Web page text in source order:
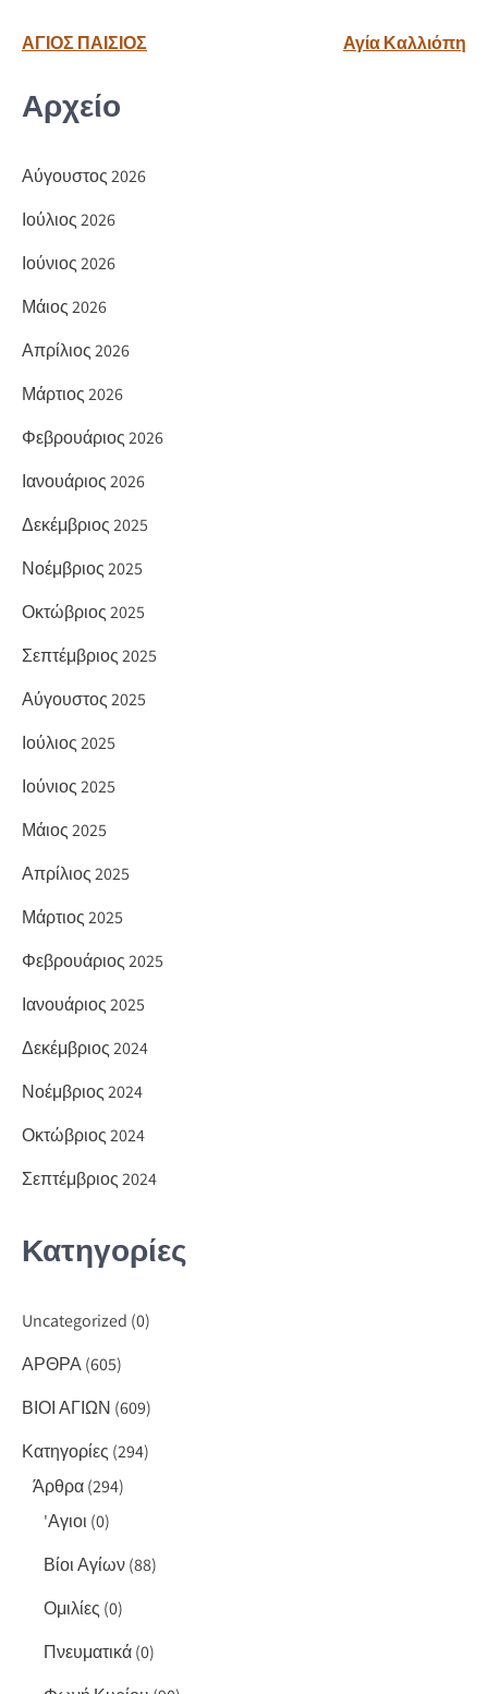
k τε
ίτ
ε
Πλοήγηση
ΑΓΙΟΣ ΠΑΙΣΙΟΣ Αγία Καλλιόπη
Αρχείο
Αύγουστος 2026
Ιούλιος 2026
Ιούνιος 2026
Μάιος 2026
Απρίλιος 2026
Μάρτιος 2026
Φεβρουάριος 2026
Ιανουάριος 2026
Δεκέμβριος 2025
Νοέμβριος 2025
Οκτώβριος 2025
Σεπτέμβριος 2025
Αύγουστος 2025
Ιούλιος 2025
Ιούνιος 2025
Μάιος 2025
Απρίλιος 2025
Μάρτιος 2025
Φεβρουάριος 2025
Ιανουάριος 2025
Δεκέμβριος 2024
Νοέμβριος 2024
Οκτώβριος 2024
Σεπτέμβριος 2024
Κατηγορίες
Uncategorized (0)
ΑΡΘΡΑ(605)
ΒΙΟΙ ΑΓΙΩΝ (609)
Κατηγορίες (294)
Άρθρα(294)
'Αγιοι (0)
Βίοι Αγίων(88)
Ομιλίες (0)
Πνευματικά(0)